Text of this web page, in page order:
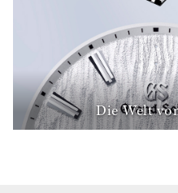
Die Welt